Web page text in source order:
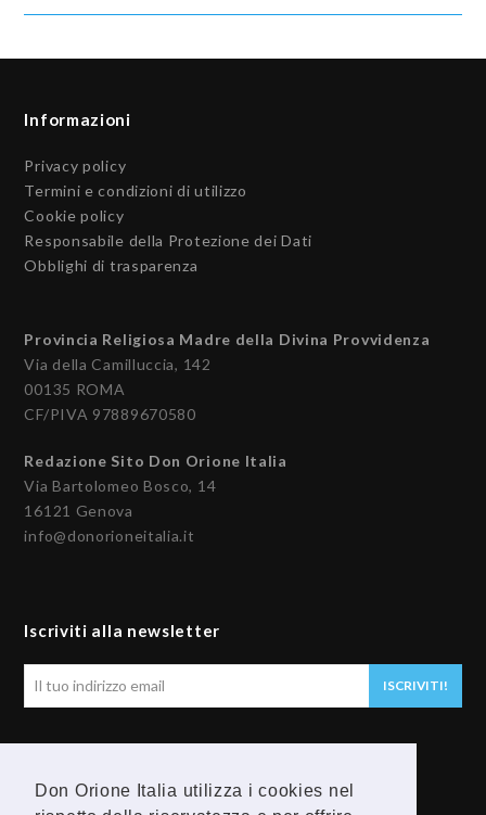
Don Orione Italia utilizza i cookies nel
Informazioni
Privacy policy
Termini e condizioni di utilizzo
Cookie policy
Responsabile della Protezione dei Dati
Obblighi di trasparenza
Provincia Religiosa Madre della Divina Provvidenza
Via della Camilluccia, 142
00135 ROMA
CF/PIVA 97889670580
Redazione Sito Don Orione Italia
Via Bartolomeo Bosco, 14
16121 Genova
info@donorioneitalia.it
Iscriviti alla newsletter
ISCRIVITI!